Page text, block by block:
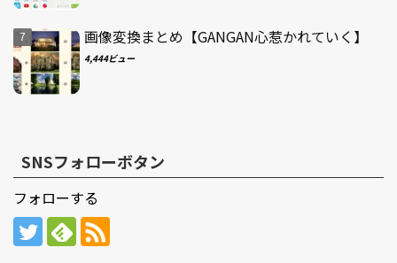
画像変換まとめ【GANGAN心惹かれていく】
4,444ビュー
SNSフォローボタン
フォローする